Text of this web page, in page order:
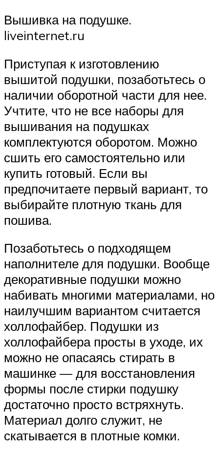
Вышивка на подушке.
liveinternet.ru
Приступая к изготовлению
вышитой подушки, позаботьтесь о
наличии оборотной части для нее.
Учтите, что не все наборы для
вышивания на подушках
комплектуются оборотом. Можно
сшить его самостоятельно или
купить готовый. Если вы
предпочитаете первый вариант, то
выбирайте плотную ткань для
пошива.
Позаботьтесь о подходящем
наполнителе для подушки. Вообще
декоративные подушки можно
набивать многими материалами, но
наилучшим вариантом считается
холлофайбер. Подушки из
холлофайбера просты в уходе, их
можно не опасаясь стирать в
машинке — для восстановления
формы после стирки подушку
достаточно просто встряхнуть.
Материал долго служит, не
скатывается в плотные комки.